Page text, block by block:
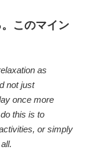
このマイン
as
not just
once more
this is to
or simply